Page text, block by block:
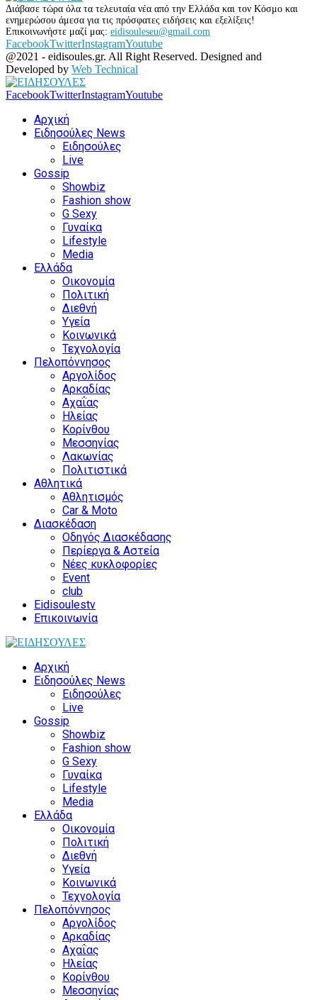
Διάβασε τώρα όλα τα τελευταία νέα από την Ελλάδα και τον Κόσμο και
ενημερώσου άμεσα για τις πρόσφατες ειδήσεις και εξελίξεις!
Επικοινωνήστε μαζί μας: eidisouleseu@gmail.com
FacebookTwitterInstagramYoutube
@2021 - eidisoules.gr. All Right Reserved. Designed and
Developed by Web Technical
FacebookTwitterInstagramYoutube
Αρχική
Ειδησούλες News
Ειδησούλες
Live
Gossip
Showbiz
Fashion show
G Sexy
Γυναίκα
Lifestyle
Media
Ελλάδα
Οικονομία
Πολιτική
Διεθνή
Υγεία
Κοινωνικά
Τεχνολογία
Πελοπόννησος
Αργολίδος
Αρκαδίας
Αχαΐας
Ηλείας
Κορίνθου
Μεσσηνίας
Λακωνίας
Πολιτιστικά
Αθλητικά
Αθλητισμός
Car & Moto
Διασκέδαση
Οδηγός Διασκέδασης
Περίεργα & Αστεία
Νέες κυκλοφορίες
Event
club
Eidisoulestv
Επικοινωνία
Αρχική
Ειδησούλες News
Ειδησούλες
Live
Gossip
Showbiz
Fashion show
G Sexy
Γυναίκα
Lifestyle
Media
Ελλάδα
Οικονομία
Πολιτική
Διεθνή
Υγεία
Κοινωνικά
Τεχνολογία
Πελοπόννησος
Αργολίδος
Αρκαδίας
Αχαΐας
Ηλείας
Κορίνθου
Μεσσηνίας